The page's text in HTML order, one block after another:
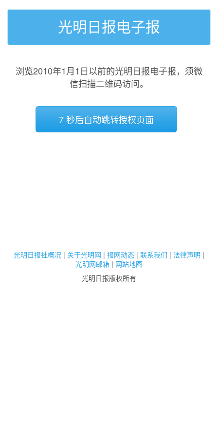
光明日报电子报
浏览2010年1月1日以前的光明日报电子报，须微
信扫描二维码访问。
7 秒后自动跳转授权页面
光明日报社概况 | 关于光明网 | 报网动态 | 联系我们 | 法律声明 |
光明网邮箱 | 网站地图
光明日报版权所有